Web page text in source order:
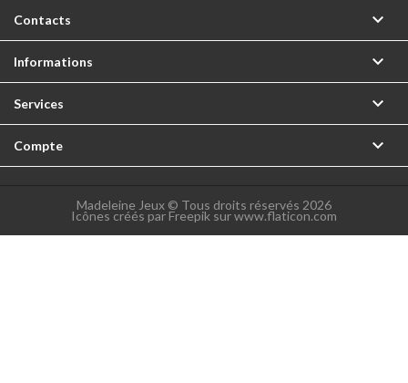
Contacts 
Informations 
Services 
Compte 
Madeleine Jeux © Tous droits réservés 2026
Icônes créés par Freepik sur www.flaticon.com